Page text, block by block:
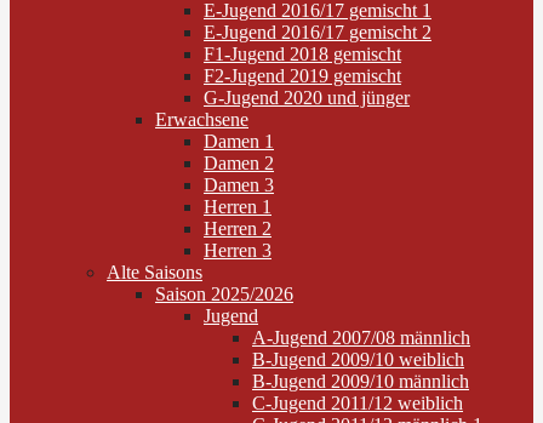
E-Jugend 2016/17 gemischt 1
E-Jugend 2016/17 gemischt 2
F1-Jugend 2018 gemischt
F2-Jugend 2019 gemischt
G-Jugend 2020 und jünger
Erwachsene
Damen 1
Damen 2
Damen 3
Herren 1
Herren 2
Herren 3
Alte Saisons
Saison 2025/2026
Jugend
A-Jugend 2007/08 männlich
B-Jugend 2009/10 weiblich
B-Jugend 2009/10 männlich
C-Jugend 2011/12 weiblich